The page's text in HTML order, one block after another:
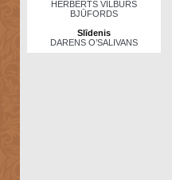
HERBERTS VILBURS
BJŪFORDS
Slīdenis
DARENS O’SALIVANS